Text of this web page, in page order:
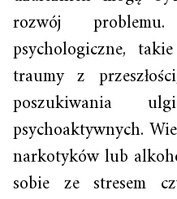
rozwój
psychologiczne,
traumy z
poszukiwania
psychoaktywnych.
narkotyków lub
sobie ze stresem